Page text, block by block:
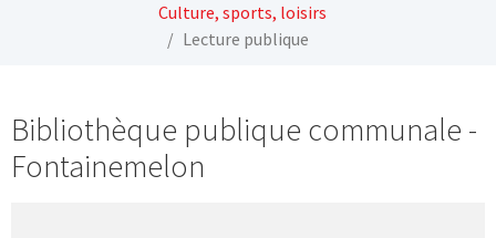
Culture, sports, loisirs
Lecture publique
Bibliothèque publique communale -
Fontainemelon